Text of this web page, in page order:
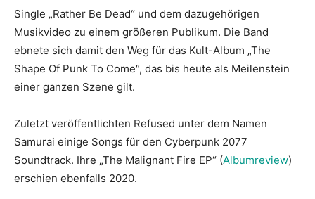
Single „Rather Be Dead“ und dem dazugehörigen
Musikvideo zu einem größeren Publikum. Die Band
ebnete sich damit den Weg für das Kult-Album „The
Shape Of Punk To Come“, das bis heute als Meilenstein
einer ganzen Szene gilt.
Zuletzt veröffentlichten Refused unter dem Namen
Samurai einige Songs für den Cyberpunk 2077
Soundtrack. Ihre „The Malignant Fire EP“ (Albumreview)
erschien ebenfalls 2020.